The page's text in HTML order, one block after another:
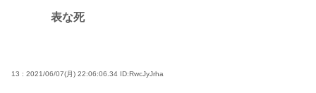
表な死
13 : 2021/06/07(月) 22:06:06.34 ID:RwcJyJrha